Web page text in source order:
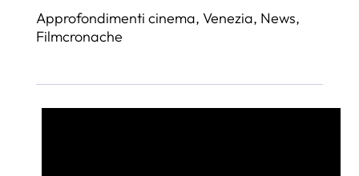
Approfondimenti cinema, Venezia, News,
Filmcronache